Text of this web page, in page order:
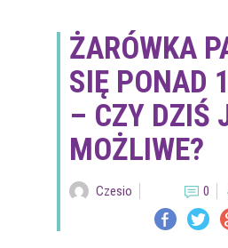
ŻARÓWKA
SIĘ PONAD
– CZY DZIŚ
MOŻLIWE?
Czesio 0